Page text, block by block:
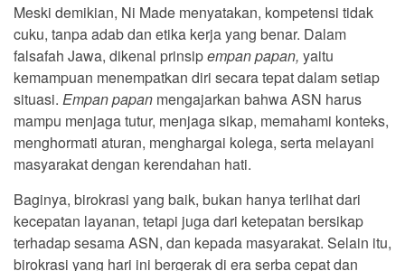
Meski demikian, Ni Made menyatakan, kompetensi tidak
cuku, tanpa adab dan etika kerja yang benar. Dalam
falsafah Jawa, dikenal prinsipempan papan, yaitu
kemampuan menempatkan diri secara tepat dalam setiap
situasi. Empan papan mengajarkan bahwa ASN harus
mampu menjaga tutur, menjaga sikap, memahami konteks,
menghormati aturan, menghargai kolega, serta melayani
masyarakat dengan kerendahan hati.
Baginya, birokrasi yang baik, bukan hanya terlihat dari
kecepatan layanan, tetapi juga dari ketepatan bersikap
terhadap sesama ASN, dan kepada masyarakat. Selain itu,
birokrasi yang hari ini bergerak di era serba cepat dan